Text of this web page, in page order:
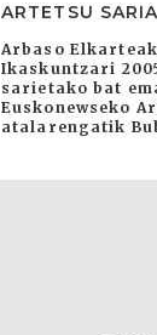
ARTETSU
Arbaso
Ikaskuntzari
sarietako bat
Euskonewseko
atalarengatik